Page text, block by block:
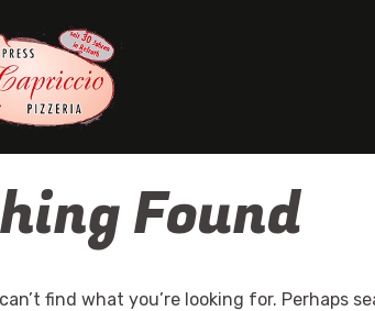
Found
find what you’re looking for. Perhaps